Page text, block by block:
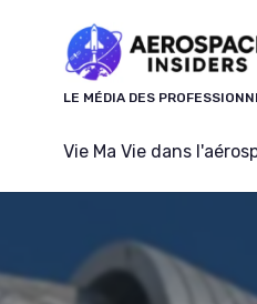
LE MÉDIA DES
Vie Ma Vie dans